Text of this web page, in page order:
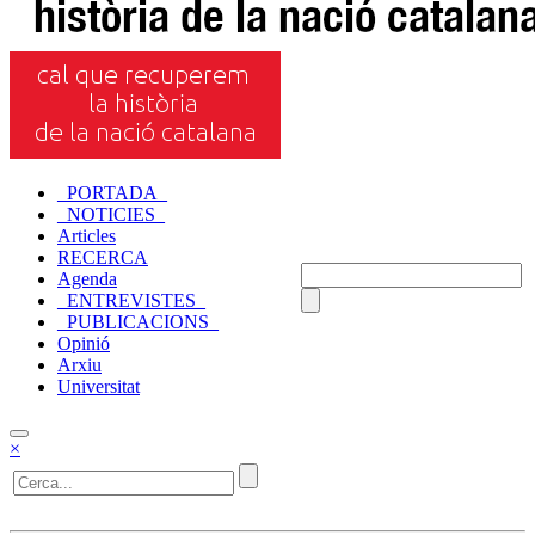
_PORTADA_
_NOTICIES_
Articles
RECERCA
Agenda
_ENTREVISTES_
_PUBLICACIONS_
Opinió
Arxiu
Universitat
×